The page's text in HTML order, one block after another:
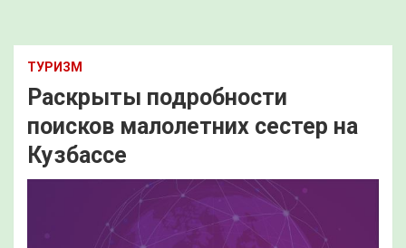
ТУРИЗМ
Раскрыты подробности
поисков малолетних сестер на
Кузбассе